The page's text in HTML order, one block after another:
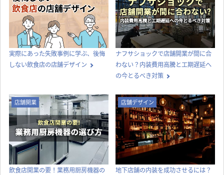
実際にあった失敗事例に学ぶ、後悔
しない飲食店の店舗デザイン
ナフサショックで店舗開業が間に合
わない？内装費用高騰と工期遅延へ
の今とるべき対策
店舗開業
飲食店開業の要！業務用厨房機器の
店舗デザイン
地下店舗の内装を成功させるには？